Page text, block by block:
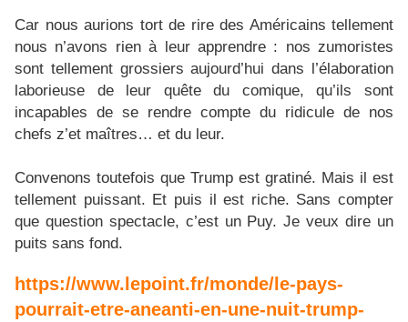
Car nous aurions tort de rire des Américains tellement
nous n’avons rien à leur apprendre : nos zumoristes
sont tellement grossiers aujourd’hui dans l’élaboration
laborieuse de leur quête du comique, qu’ils sont
incapables de se rendre compte du ridicule de nos
chefs z’et maîtres… et du leur.
Convenons toutefois que Trump est gratiné. Mais il est
tellement puissant. Et puis il est riche. Sans compter
que question spectacle, c’est un Puy. Je veux dire un
puits sans fond.
https://www.lepoint.fr/monde/le-pays-
pourrait-etre-aneanti-en-une-nuit-trump-